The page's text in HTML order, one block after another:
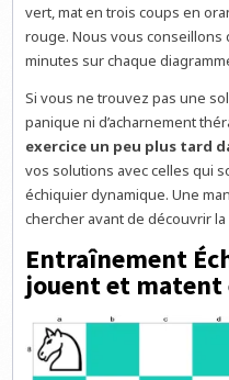
vert, mat en trois coups en
rouge. Nous vous
minutes sur chaque
Si vous ne trouvez pas une
panique ni d’acharnement
exercice un peu plus tard
vos solutions avec celles qui
échiquier dynamique. Une
chercher avant de découvrir
Entraînement
jouent et matent